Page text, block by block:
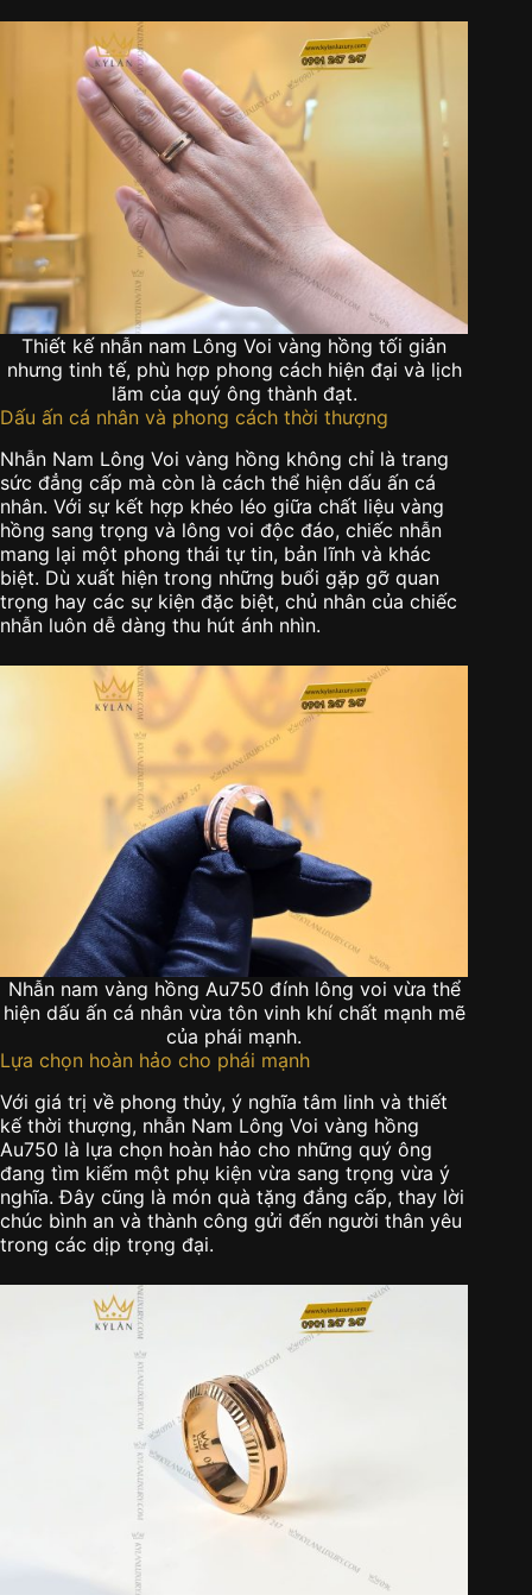
Thiết kế nhẫn nam Lông Voi vàng hồng tối giản
nhưng tinh tế, phù hợp phong cách hiện đại và lịch
lãm của quý ông thành đạt.
Dấu ấn cá nhân và phong cách thời thượng
Nhẫn Nam Lông Voi vàng hồng không chỉ là trang
sức đẳng cấp mà còn là cách thể hiện dấu ấn cá
nhân. Với sự kết hợp khéo léo giữa chất liệu vàng
hồng sang trọng và lông voi độc đáo, chiếc nhẫn
mang lại một phong thái tự tin, bản lĩnh và khác
biệt. Dù xuất hiện trong những buổi gặp gỡ quan
trọng hay các sự kiện đặc biệt, chủ nhân của chiếc
nhẫn luôn dễ dàng thu hút ánh nhìn.
Nhẫn nam vàng hồng Au750 đính lông voi vừa thể
hiện dấu ấn cá nhân vừa tôn vinh khí chất mạnh mẽ
của phái mạnh.
Lựa chọn hoàn hảo cho phái mạnh
Với giá trị về phong thủy, ý nghĩa tâm linh và thiết
kế thời thượng, nhẫn Nam Lông Voi vàng hồng
Au750 là lựa chọn hoàn hảo cho những quý ông
đang tìm kiếm một phụ kiện vừa sang trọng vừa ý
nghĩa. Đây cũng là món quà tặng đẳng cấp, thay lời
chúc bình an và thành công gửi đến người thân yêu
trong các dịp trọng đại.